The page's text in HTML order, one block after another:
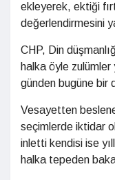
ekleyerek, ektiği
değerlendirmesini
CHP, Din
halka öyle
günden bugüne bir
Vesayetten
seçimlerde iktidar
inletti kendisi ise
halka tepeden